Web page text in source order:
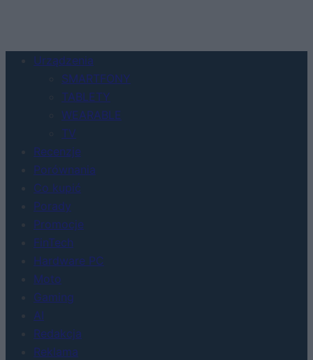
Urządzenia
SMARTFONY
TABLETY
WEARABLE
TV
Recenzje
Porównania
Co kupić
Porady
Promocje
FinTech
Hardware PC
Moto
Gaming
AI
Redakcja
Reklama